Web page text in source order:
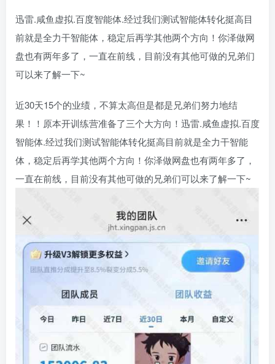
迅雷.咸鱼虚拟.百度智能体.经过我们测试智能体转化挺高目
前就是全力干智能体，稳定后再学其他两个方向！你泽做网
盘也有两年多了，一直在前线，目前没有其他可做的兄弟们
可以来了解一下~
近30天15个的业绩，不算太高但是都是兄弟们努力地结
果！！原本开训练营准备了三个大方向！迅雷.咸鱼虚拟.百度
智能体.经过我们测试智能体转化挺高目前就是全力干智能
体，稳定后再学其他两个方向！你泽做网盘也有两年多了，
一直在前线，目前没有其他可做的兄弟们可以来了解一下~